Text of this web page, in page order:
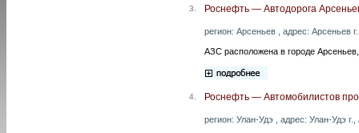
3. Роснефть — Автодорога
регион: Арсеньев , адрес: Арсеньев
АЗС расположена в городе
4. Роснефть — Автомобилистов
регион: Улан-Удэ , адрес: Улан-Удэ